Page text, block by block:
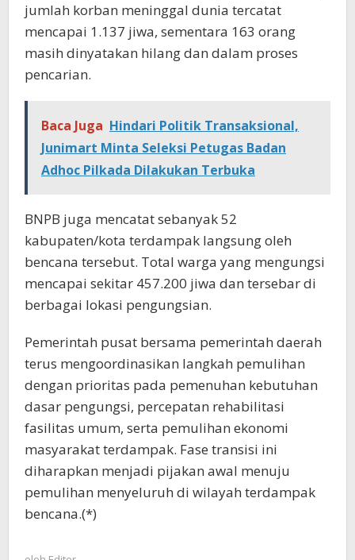
jumlah korban meninggal dunia tercatat
mencapai 1.137 jiwa, sementara 163 orang
masih dinyatakan hilang dan dalam proses
pencarian.
Baca Juga Hindari Politik Transaksional,
Junimart Minta Seleksi Petugas Badan
Adhoc Pilkada Dilakukan Terbuka
BNPB juga mencatat sebanyak 52
kabupaten/kota terdampak langsung oleh
bencana tersebut. Total warga yang mengungsi
mencapai sekitar 457.200 jiwa dan tersebar di
berbagai lokasi pengungsian.
Pemerintah pusat bersama pemerintah daerah
terus mengoordinasikan langkah pemulihan
dengan prioritas pada pemenuhan kebutuhan
dasar pengungsi, percepatan rehabilitasi
fasilitas umum, serta pemulihan ekonomi
masyarakat terdampak. Fase transisi ini
diharapkan menjadi pijakan awal menuju
pemulihan menyeluruh di wilayah terdampak
bencana.(*)